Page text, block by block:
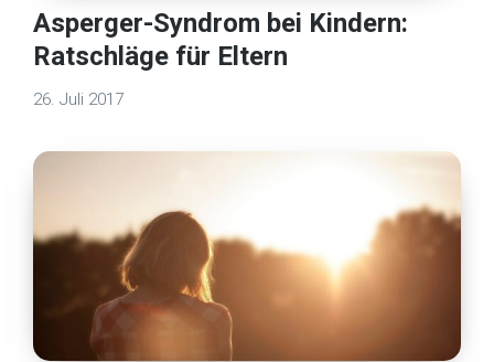
Asperger-Syndrom bei Kindern:
Ratschläge für Eltern
26. Juli 2017